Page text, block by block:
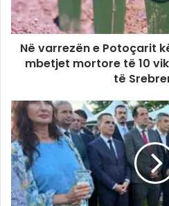
Në varrezën e Potoçarit
mbetjet mortore të 10
të